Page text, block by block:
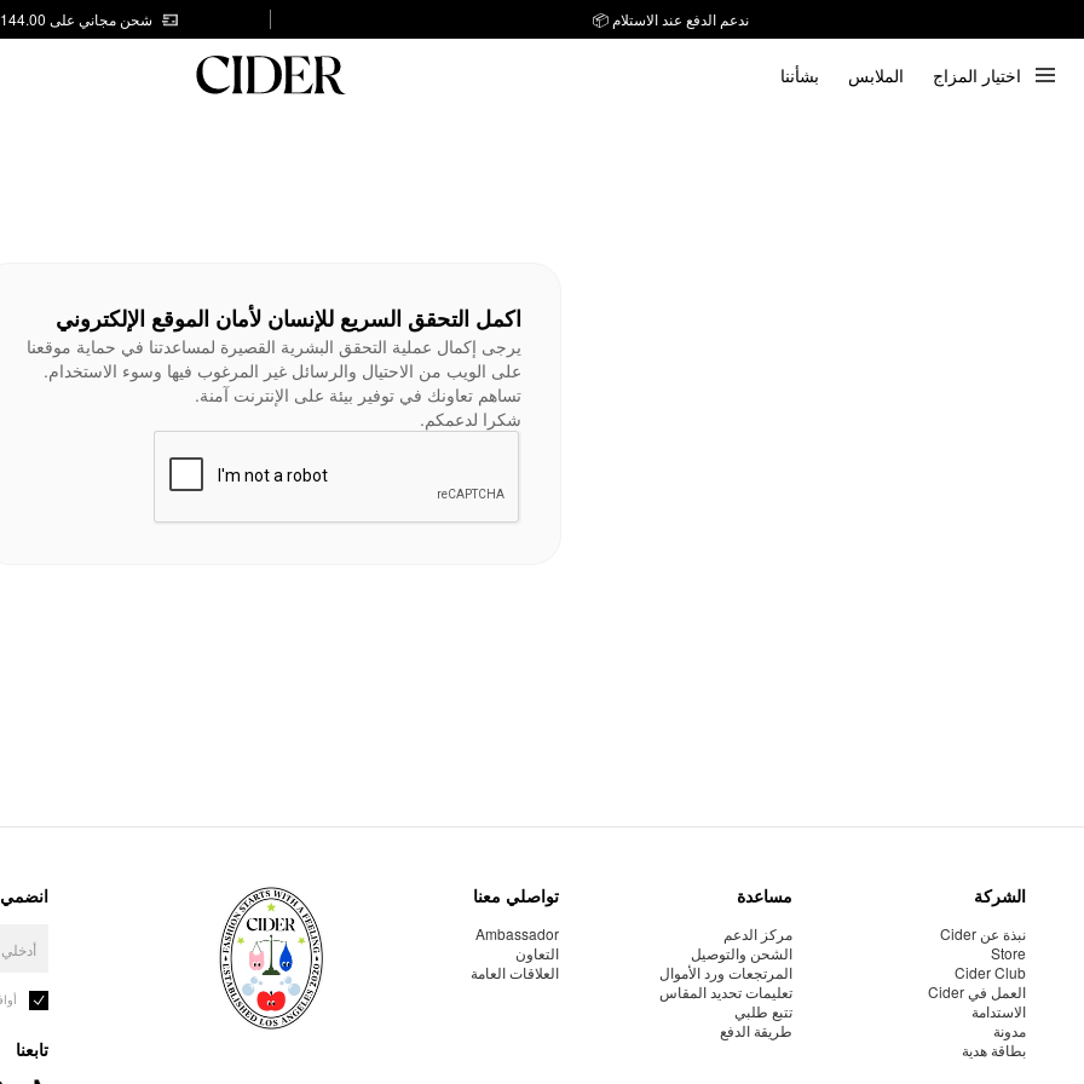
ندعم الدفع عند الاستلام 📦 شحن مجاني على AED 144.00
اختيار المزاج الملابس بشأننا
اكمل التحقق السريع للإنسان لأمان الموقع الإلكتروني
يرجى إكمال عملية التحقق البشرية القصيرة لمساعدتنا في حماية موقعنا
على الويب من الاحتيال والرسائل غير المرغوب فيها وسوء الاستخدام.
تساهم تعاونك في توفير بيئة على الإنترنت آمنة.
شكرا لدعمكم.
الشركة
نبذة عن Cider
Store
Cider Club
العمل في Cider
الاستدامة
مدونة
بطاقة هدية
مساعدة
مركز الدعم
الشحن والتوصيل
المرتجعات ورد الأموال
تعليمات تحديد المقاس
تتبع طلبي
طريقة الدفع
تواصلي معنا
Ambassador
التعاون
العلاقات العامة
انضمي
تابعنا